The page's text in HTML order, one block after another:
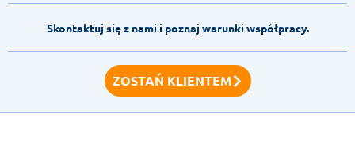
Skontaktuj się z nami i poznaj warunki współpracy.
ZOSTAŃ KLIENTEM